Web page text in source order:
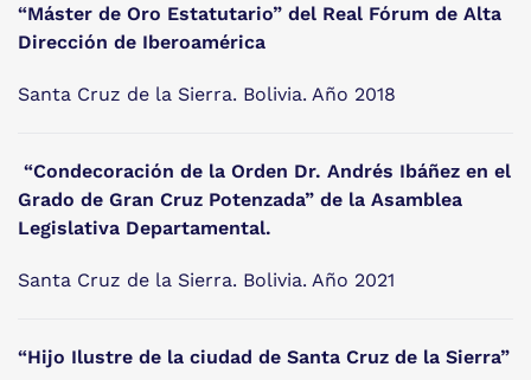
“Máster de Oro Estatutario” del Real Fórum de Alta
Dirección de Iberoamérica
Santa Cruz de la Sierra. Bolivia. Año 2018
“Condecoración de la Orden Dr. Andrés Ibáñez en el
Grado de Gran Cruz Potenzada” de la Asamblea
Legislativa Departamental.
Santa Cruz de la Sierra. Bolivia. Año 2021
“Hijo Ilustre de la ciudad de Santa Cruz de la Sierra”